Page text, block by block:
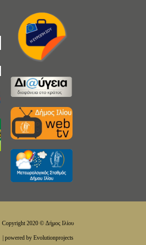
Copyright 2020 © Δήμος Ιλίου
| powered by Evolutionprojects